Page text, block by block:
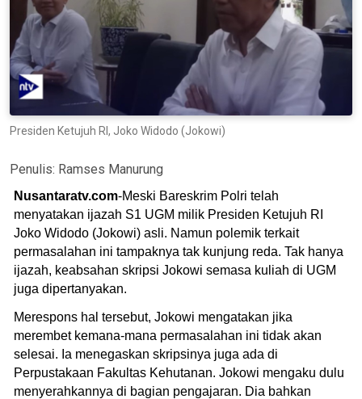
Presiden Ketujuh RI, Joko Widodo (Jokowi)
Penulis: Ramses Manurung
Nusantaratv.com-Meski Bareskrim Polri telah
menyatakan ijazah S1 UGM milik Presiden Ketujuh RI
Joko Widodo (Jokowi) asli. Namun polemik terkait
permasalahan ini tampaknya tak kunjung reda. Tak hanya
ijazah, keabsahan skripsi Jokowi semasa kuliah di UGM
juga dipertanyakan.
Merespons hal tersebut, Jokowi mengatakan jika
merembet kemana-mana permasalahan ini tidak akan
selesai. Ia menegaskan skripsinya juga ada di
Perpustakaan Fakultas Kehutanan. Jokowi mengaku dulu
menyerahkannya di bagian pengajaran. Dia bahkan